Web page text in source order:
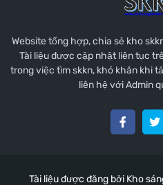
Website tổng hợp, chia sẻ kho
Tài liệu được cập nhật liên tục
trong việc tìm skkn, khó khăn khi
liên hệ với Admin
Tài liệu được đăng bởi Kho